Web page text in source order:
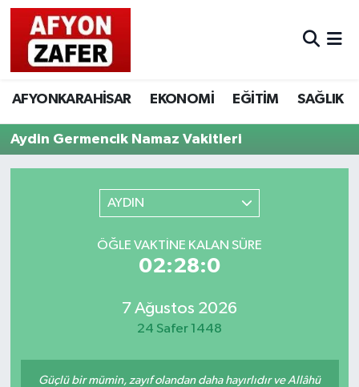
AFYONKARAHİSAR EKONOMİ EĞİTİM SAĞLIK
Aydin Germencik Namaz Vakitleri
AYDIN
ÖĞLE VAKTINE KALAN SÜRE
02:28:0
7 Ağustos 2026
24 Safer 1448
Güçlü bir mümin, zayıf olandan daha hayırlıdır ve Allâhü